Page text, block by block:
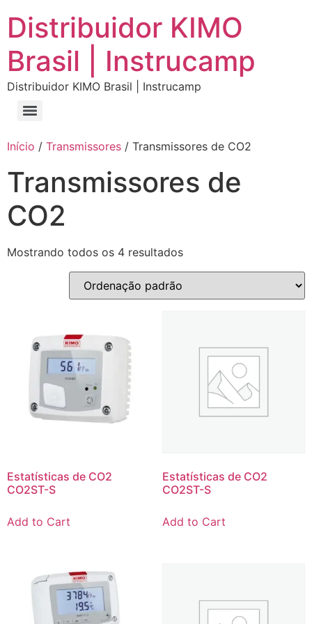
Distribuidor KIMO
Brasil | Instrucamp
Distribuidor KIMO Brasil | Instrucamp
Início / Transmissores / Transmissores de CO2
Transmissores de
CO2
Mostrando todos os 4 resultados
Estatísticas de CO2
CO2ST-S
Add to Cart
Estatísticas de CO2
CO2ST-S
Add to Cart